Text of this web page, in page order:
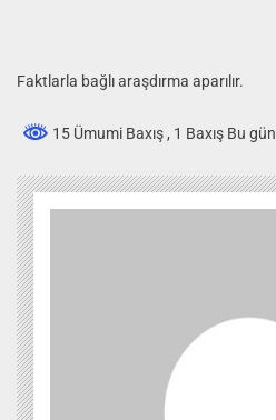
Faktlarla bağlı araşdırma aparılır.
15 Ümumi Baxış, 1 Baxış Bu gün